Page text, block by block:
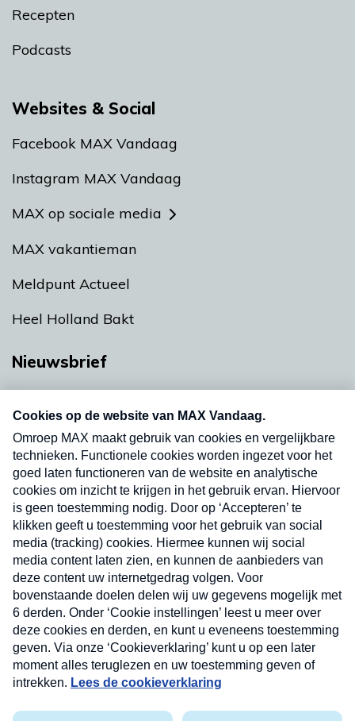
Recepten
Podcasts
Websites & Social
Facebook MAX Vandaag
Instagram MAX Vandaag
MAX op sociale media
MAX vakantieman
Meldpunt Actueel
Heel Holland Bakt
Nieuwsbrief
nieuwsbrief. Elke vrijdag- en dinsdagochtend in
uw mailbox.
Verzend
Nieuwsbrief
Neem hier een gratis abonnement op onze
nieuwsbrief. Elke vrijdag- en dinsdagochtend in uw